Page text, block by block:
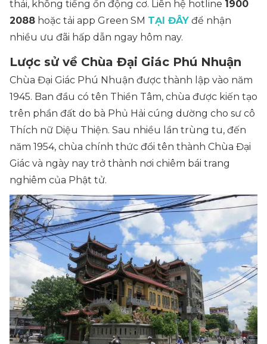
thải, không tiếng ồn động cơ. Liên hệ hotline 1900
2088 hoặc tải app Green SM TẠI ĐÂY để nhận
nhiều ưu đãi hấp dẫn ngay hôm nay.
Lược sử về Chùa Đại Giác Phú Nhuận
Chùa Đại Giác Phú Nhuận được thành lập vào năm
1945. Ban đầu có tên Thiền Tâm, chùa được kiến tạo
trên phần đất do bà Phủ Hải cúng dường cho sư cô
Thích nữ Diệu Thiện. Sau nhiều lần trùng tu, đến
năm 1954, chùa chính thức đổi tên thành Chùa Đại
Giác và ngày nay trở thành nơi chiêm bái trang
nghiêm của Phật tử.